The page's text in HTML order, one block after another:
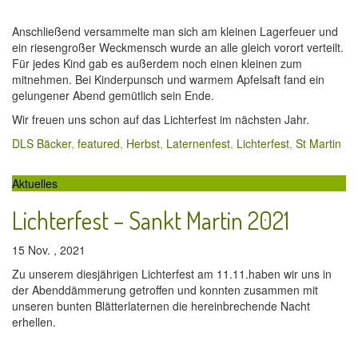
Anschließend versammelte man sich am kleinen Lagerfeuer und
ein riesengroßer Weckmensch wurde an alle gleich vorort verteilt.
Für jedes Kind gab es außerdem noch einen kleinen zum
mitnehmen. Bei Kinderpunsch und warmem Apfelsaft fand ein
gelungener Abend gemütlich sein Ende.
Wir freuen uns schon auf das Lichterfest im nächsten Jahr.
DLS Bäcker, featured, Herbst, Laternenfest, Lichterfest, St Martin
Aktuelles
Lichterfest – Sankt Martin 2021
15 Nov. , 2021
Zu unserem diesjährigen Lichterfest am 11.11.haben wir uns in
der Abenddämmerung getroffen und konnten zusammen mit
unseren bunten Blätterlaternen die hereinbrechende Nacht
erhellen.